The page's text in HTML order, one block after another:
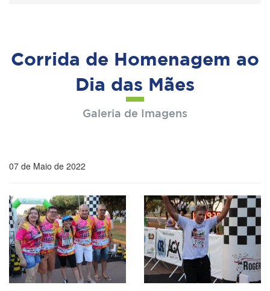
Corrida de Homenagem ao
Dia das Mães
Galeria de Imagens
07 de Maio de 2022